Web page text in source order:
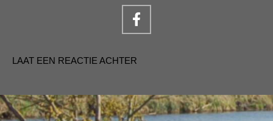
LAAT EEN REACTIE ACHTER